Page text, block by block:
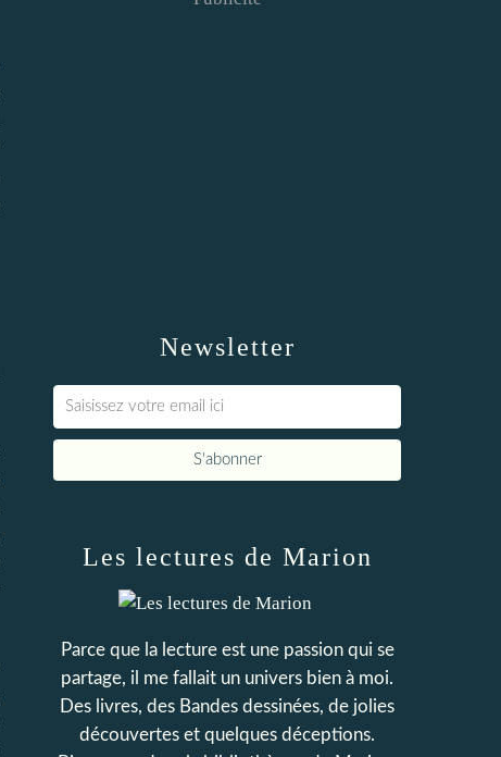
Newsletter
Les lectures de Marion
Parce que la lecture est une passion qui se
partage, il me fallait un univers bien à moi.
Des livres, des Bandes dessinées, de jolies
découvertes et quelques déceptions.